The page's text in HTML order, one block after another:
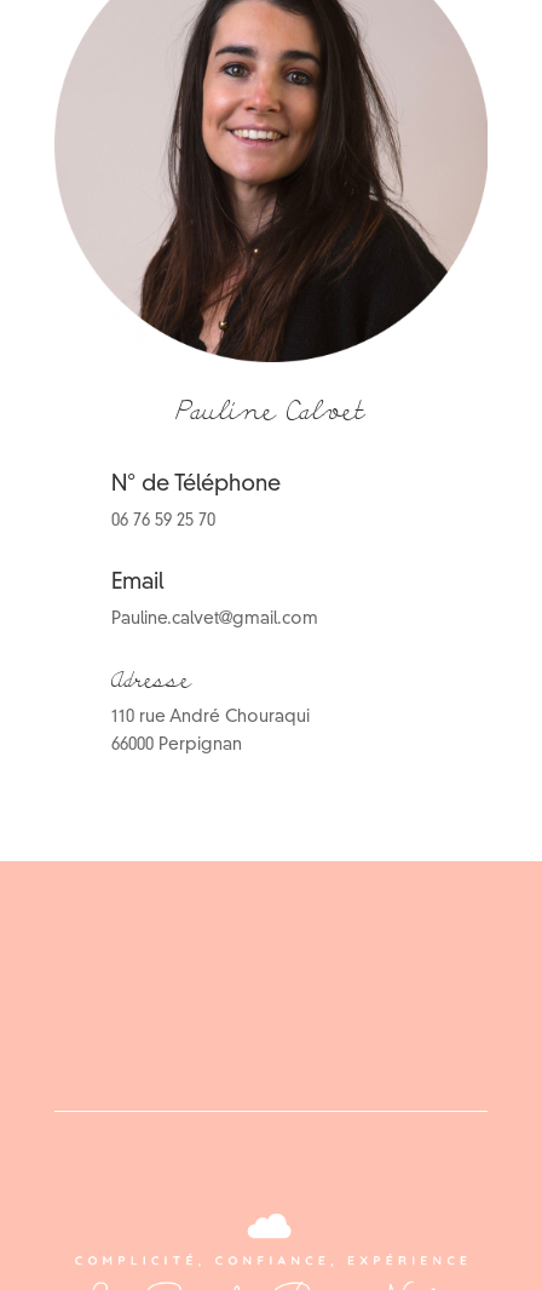
Pauline Calvet
N° de Téléphone
06 76 59 25 70
Email
Pauline.calvet@gmail.com
Adresse
110 rue André Chouraqui
66000 Perpignan